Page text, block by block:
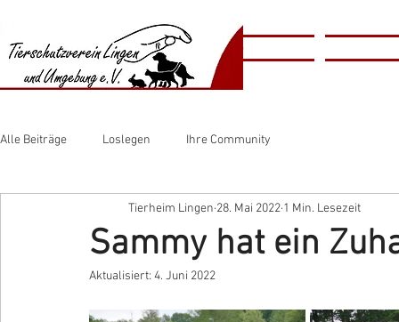
​​Animal
​ShelterHome
Alle Beiträge Loslegen Ihre Community
Sammy hat ein
Tierheim Lingen 28. Mai 2022 1 Min. Lesezeit
Aktualisiert: 4. Juni 2022